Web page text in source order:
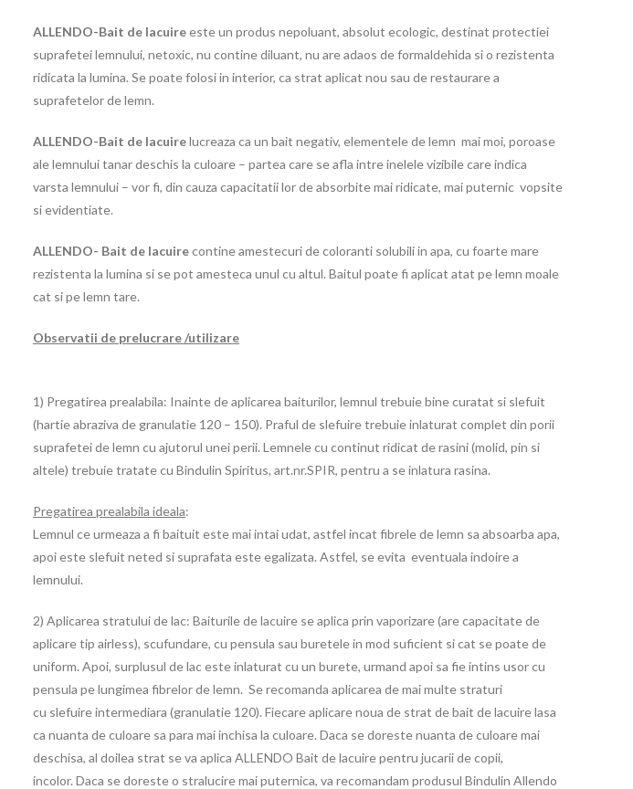
ALLENDO-Bait de lacuireeste un produs nepoluant, absolut ecologic, destinat protectiei
suprafetei lemnului, netoxic, nu contine diluant, nu are adaos de formaldehida si o rezistenta
ridicata la lumina. Se poate folosi in interior, ca strat aplicat nou sau de restaurare a
suprafetelor de lemn.
ALLENDO-Bait de lacuirelucreaza ca un bait negativ, elementele de lemn mai moi, poroase
ale lemnului tanar deschis la culoare – partea care se afla intre inelele vizibile care indica
varsta lemnului – vor fi, din cauza capacitatii lor de absorbite mai ridicate, mai puternic vopsite
si evidentiate.
ALLENDO- Bait de lacuirecontine amestecuri de coloranti solubili in apa, cu foarte mare
rezistenta la lumina si se pot amesteca unul cu altul. Baitul poate fi aplicat atat pe lemn moale
cat si pe lemn tare.
Observatii de prelucrare /utilizare
1) Pregatirea prealabila: Inainte de aplicarea baiturilor, lemnul trebuie bine curatat si slefuit
(hartie abraziva de granulatie 120 – 150). Praful de slefuire trebuie inlaturat complet din porii
suprafetei de lemn cu ajutorul unei perii. Lemnele cu continut ridicat de rasini (molid, pin si
altele) trebuie tratate cu Bindulin Spiritus, art.nr.SPIR, pentru a se inlatura rasina.
Pregatirea prealabila ideala:
Lemnul ce urmeaza a fi baituit este mai intai udat, astfel incat fibrele de lemn sa absoarba apa,
apoi este slefuit neted si suprafata este egalizata. Astfel, se evita eventuala indoire a
lemnului.
2) Aplicarea stratului de lac: Baiturile de lacuire se aplica prin vaporizare (are capacitate de
aplicare tip airless), scufundare, cu pensula sau buretele in mod suficient si cat se poate de
uniform. Apoi, surplusul de lac este inlaturat cu un burete, urmand apoi sa fie intins usor cu
pensula pe lungimea fibrelor de lemn. Se recomanda aplicarea de mai multe straturi
cu slefuire intermediara (granulatie 120). Fiecare aplicare noua de strat de bait de lacuire lasa
ca nuanta de culoare sa para mai inchisa la culoare. Daca se doreste nuanta de culoare mai
deschisa, al doilea strat se va aplica ALLENDO Bait de lacuire pentru jucarii de copii,
incolor. Daca se doreste o stralucire mai puternica, va recomandam produsul Bindulin Allendo